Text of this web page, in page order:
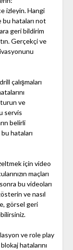
izleyin. Hangi
bu hataları not
geri bildirim
Gerçekçi ve
çalışmaları
ve
servis
belirli
hataları
için video
maçları
bu videoları
ve nasıl
görsel geri
ve role play
hatalarını